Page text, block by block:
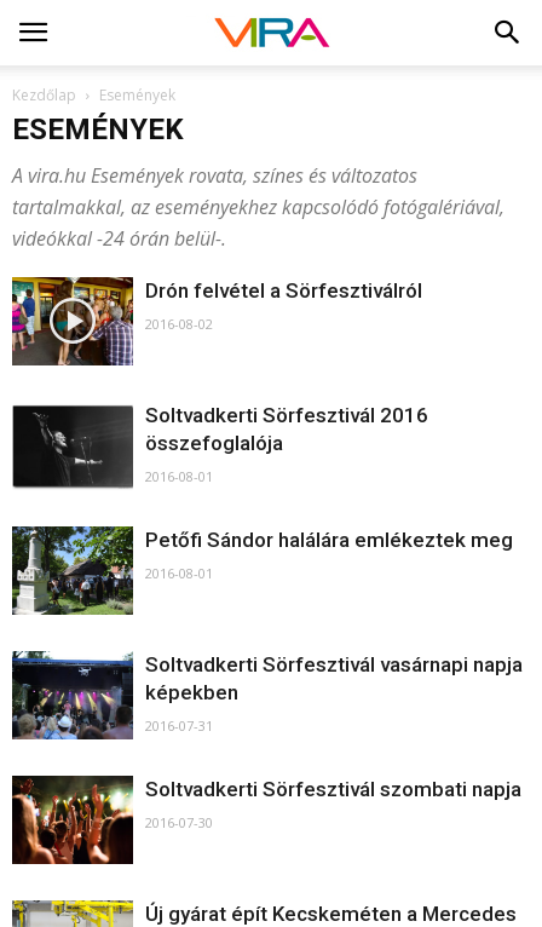
Kezdőlap Események
ESEMÉNYEK
A vira.hu Események rovata, színes és változatos
tartalmakkal, az eseményekhez kapcsolódó fotógalériával,
videókkal -24 órán belül-.
Drón felvétel a Sörfesztiválról
2016-08-02
Soltvadkerti Sörfesztivál 2016
összefoglalója
2016-08-01
Petőfi Sándor halálára emlékeztek meg
2016-08-01
Soltvadkerti Sörfesztivál vasárnapi napja
képekben
2016-07-31
Soltvadkerti Sörfesztivál szombati napja
2016-07-30
Új gyárat épít Kecskeméten a Mercedes